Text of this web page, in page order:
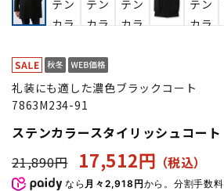
礼装にも適した濃色ブラックコート
7863M234-91
ステンカラースタイリッシュコート
21,890円
17,512円
なら 月々2,918円から。分割手数